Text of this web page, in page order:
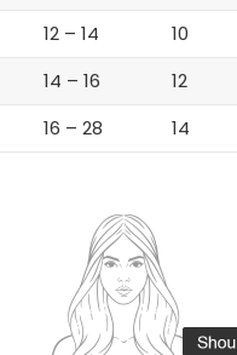
12 – 14 10
14 – 16 12
16 – 28 14